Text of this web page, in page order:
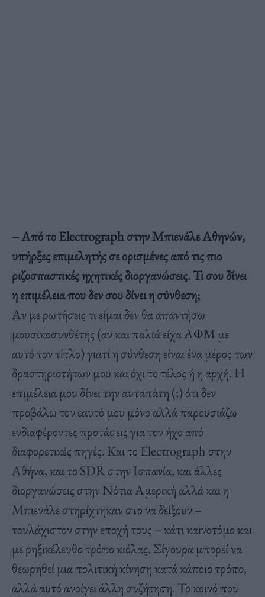
– Από το Electrograph στην Μπιενάλε Αθηνών,
υπήρξες επιμελητής σε ορισμένες από τις πιο
ριζοσπαστικές ηχητικές διοργανώσεις. Τι σου δίνει
η επιμέλεια που δεν σου δίνει η σύνθεση;
Αν με ρωτήσεις τι είμαι δεν θα απαντήσω
μουσικοσυνθέτης (αν και παλιά είχα ΑΦΜ με
αυτό τον τίτλο) γιατί η σύνθεση είναι ένα μέρος των
δραστηριοτήτων μου και όχι το τέλος ή η αρχή. Η
επιμέλεια μου δίνει την αυταπάτη (;) ότι δεν
προβάλω τον εαυτό μου μόνο αλλά παρουσιάζω
ενδιαφέροντες προτάσεις για τον ήχο από
διαφορετικές πηγές. Και το Electrograph στην
Αθήνα, και το SDR στην Ισπανία, και άλλες
διοργανώσεις στην Νότια Αμερική αλλά και η
Μπιενάλε στηρίχτηκαν στο να δείξουν –
τουλάχιστον στην εποχή τους – κάτι καινοτόμο και
με ρηξικέλευθο τρόπο κιόλας. Σίγουρα μπορεί να
θεωρηθεί μια πολιτική κίνηση κατά κάποιο τρόπο,
αλλά αυτό ανοίγει άλλη συζήτηση. Το κοινό που